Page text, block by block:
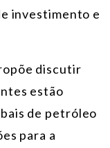
investimento e
discutir
estão
de petróleo
para a